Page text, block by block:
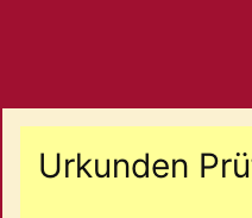
Urkunden